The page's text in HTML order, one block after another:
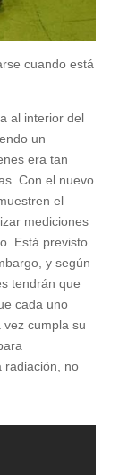
cuando está
al interior del
un
era tan
Con el nuevo
el
mediciones
Está previsto
y según
tendrán que
cada uno
cumpla su
radiación, no